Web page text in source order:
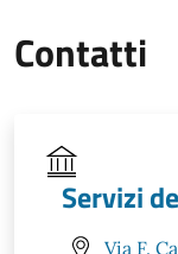
Contatti
Servizi
Via F.